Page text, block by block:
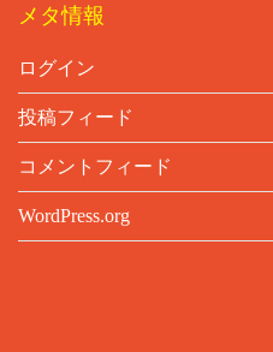
メタ情報
ログイン
投稿フィード
コメントフィード
WordPress.org